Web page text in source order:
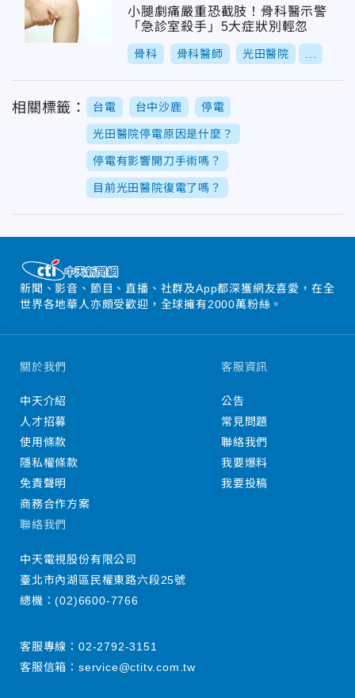
小腿劇痛嚴重恐截肢！骨科醫示警
「急診室殺手」5大症狀別輕忽
骨科 骨科醫師 光田醫院
相關標籤： 台電 台中沙鹿 停電
光田醫院停電原因是什麼？
停電有影響開刀手術嗎？
目前光田醫院復電了嗎？
新聞、影音、節目、直播、社群及App都深獲網友喜愛，在全
世界各地華人亦頗受歡迎，全球擁有2000萬粉絲。
關於我們
中天介紹
人才招募
使用條款
隱私權條款
免責聲明
商務合作方案
客服資訊
公告
常見問題
聯絡我們
我要爆料
我要投稿
聯絡我們
中天電視股份有限公司
臺北市內湖區民權東路六段25號
總機：(02)6600-7766
客服專線： 02-2792-3151
客服信箱： service@ctitv.com.tw